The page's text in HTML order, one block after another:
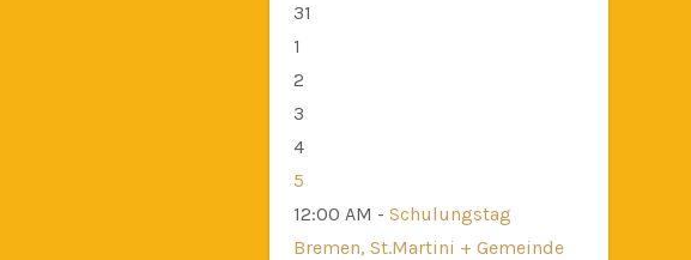
31
1
2
3
4
5
12:00 AM - Schulungstag
Bremen, St.Martini + Gemeinde